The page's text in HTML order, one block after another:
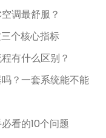
调最舒服？
个核心指标
有什么区别？
？一套系统能不能
看的10个问题